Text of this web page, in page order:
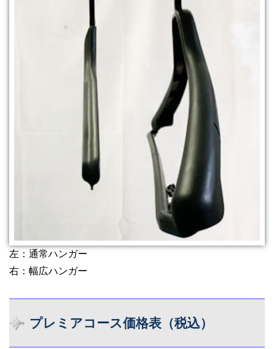
左：通常ハンガー
右：幅広ハンガー
プレミアコース価格表（税込）